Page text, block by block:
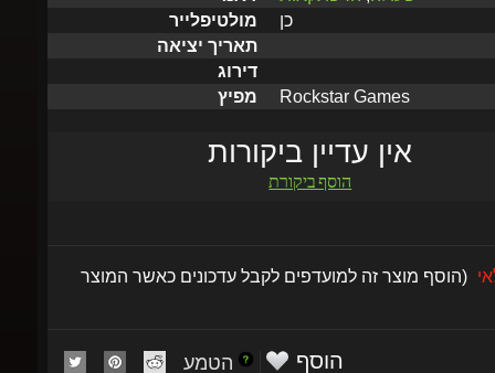
תאריך יציאה
דירוג
מפיץ
אין עדיין ביקורות
הוסף ביקורת
למועדפים